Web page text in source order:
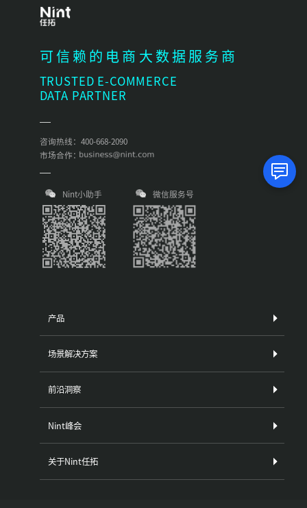
可信赖的电商大数据服务商
TRUSTED E-COMMERCE
DATA PARTNER
咨询热线：400-668-2090
市场合作：
Nint小助手 微信服务号
产品
场景解决方案
前沿洞察
Nint峰会
关于Nint任拓